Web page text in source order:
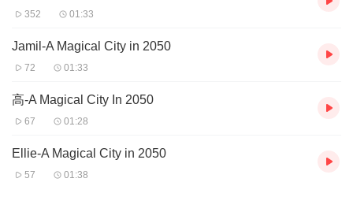
352 01:33
Jamil-A Magical City in 2050
72 01:33
高-A Magical City In 2050
67 01:28
Ellie-A Magical City in 2050
57 01:38